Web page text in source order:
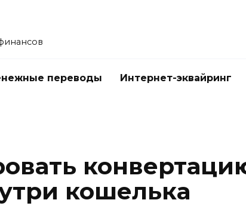
переводы Интернет-эквайринг
кошелька